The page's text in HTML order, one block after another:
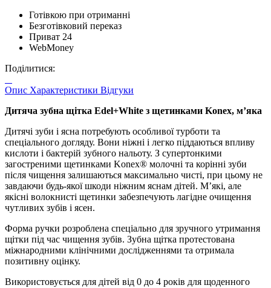
Готівкою при отриманні
Безготівковий переказ
Приват 24
WebMoney
Поділитися:
Опис Характеристики Відгуки
Дитяча зубна щітка Edel+White з щетинками Konex, мʼяка
Дитячі зуби і ясна потребують особливої турботи та
спеціального догляду. Вони ніжні і легко піддаються впливу
кислоти і бактерій зубного нальоту. З супертонкими
загостреними щетинками Konex® молочні та корінні зуби
після чищення залишаються максимально чисті, при цьому не
завдаючи будь-якої шкоди ніжним яснам дітей. М’які, але
якісні волокнисті щетинки забезпечують лагідне очищення
чутливих зубів і ясен.
Форма ручки розроблена спеціально для зручного утримання
щітки під час чищення зубів. Зубна щітка протестована
міжнародними клінічними дослідженнями та отримала
позитивну оцінку.
Використовується для дітей від 0 до 4 років для щоденного